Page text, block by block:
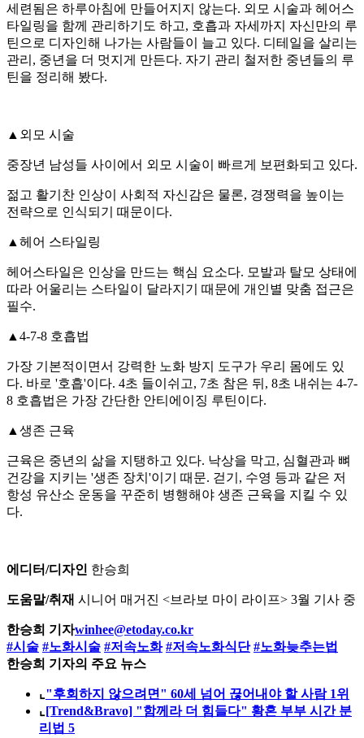
세련됨은 하루아침에 만들어지지 않는다. 외모 시술과 헤어스
타일링을 함께 관리하기도 하고, 호흡과 자세까지 자신만의 루
틴으로 디자인해 나가는 사람들이 늘고 있다. 디테일을 살리는
관리, 중년을 더 멋지게 만든다. 자기 관리 철저한 중년들의 루
틴을 정리해 봤다.
▲외모 시술
중장년 남성들 사이에서 외모 시술이 빠르게 보편화되고 있다.
젊고 활기찬 인상이 사회적 자신감은 물론, 경쟁력을 높이는
전략으로 인식되기 때문이다.
▲헤어 스타일링
헤어스타일은 인상을 만드는 핵심 요소다. 모발과 탈모 상태에
따라 어울리는 스타일이 달라지기 때문에 개인별 맞춤 접근은
필수.
▲4-7-8 호흡법
가장 기본적이면서 강력한 노화 방지 도구가 우리 몸에도 있
다. 바로 '호흡'이다. 4초 들이쉬고, 7초 참은 뒤, 8초 내쉬는 4-7-
8 호흡법은 가장 간단한 안티에이징 루틴이다.
▲생존 근육
근육은 중년의 삶을 지탱하고 있다. 낙상을 막고, 심혈관과 뼈
건강을 지키는 '생존 장치'이기 때문. 걷기, 수영 등과 같은 저
항성 유산소 운동을 꾸준히 병행해야 생존 근육을 지킬 수 있
다.
에디터/디자인 한승희
도움말/취재 시니어 매거진 <브라보 마이 라이프> 3월 기사 중
한승희 기자winhee@etoday.co.kr
#시술 #노화시술 #저속노화 #저속노화식단 #노화늦추는법
한승희 기자의 주요 뉴스
⌞"후회하지 않으려면" 60세 넘어 끊어내야 할 사람 1위
⌞[Trend&Bravo] "함께라 더 힘들다" 황혼 부부 시간 분
리법 5